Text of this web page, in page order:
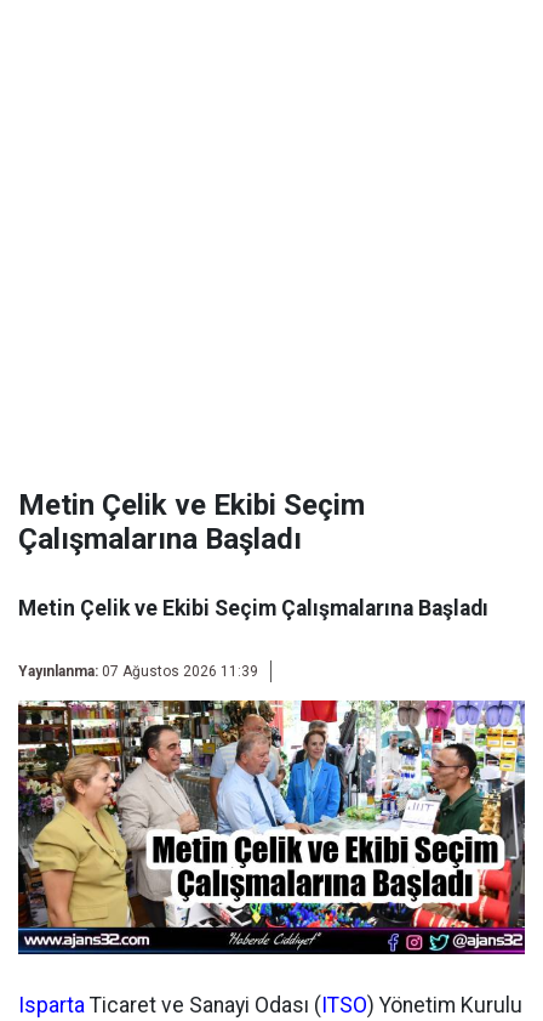
Metin Çelik ve Ekibi Seçim
Çalışmalarına Başladı
Metin Çelik ve Ekibi Seçim Çalışmalarına Başladı
Yayınlanma: 07 Ağustos 2026 11:39
Isparta Ticaret ve Sanayi Odası ( ITSO) Yönetim Kurulu